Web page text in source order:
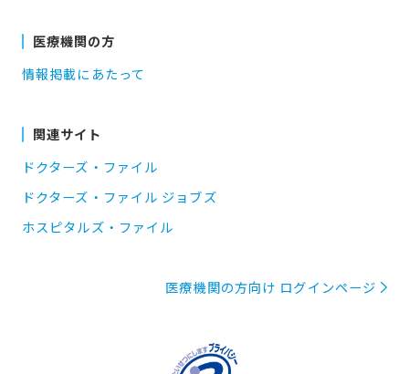
医療機関の方
情報掲載にあたって
関連サイト
ドクターズ・ファイル
ドクターズ・ファイル ジョブズ
ホスピタルズ・ファイル
医療機関の方向け ログインページ